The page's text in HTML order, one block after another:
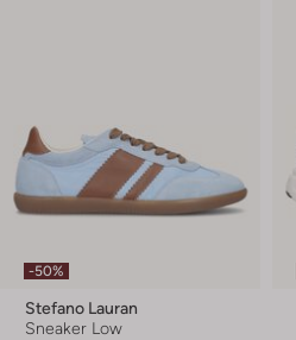
-50%
Stefano Lauran
Sneaker Low